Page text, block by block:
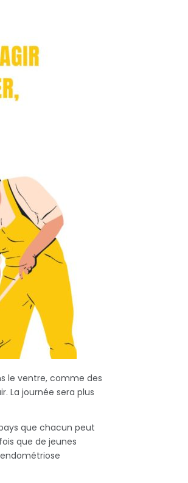
le ventre, comme des
La journée sera plus
que chacun peut
que de jeunes